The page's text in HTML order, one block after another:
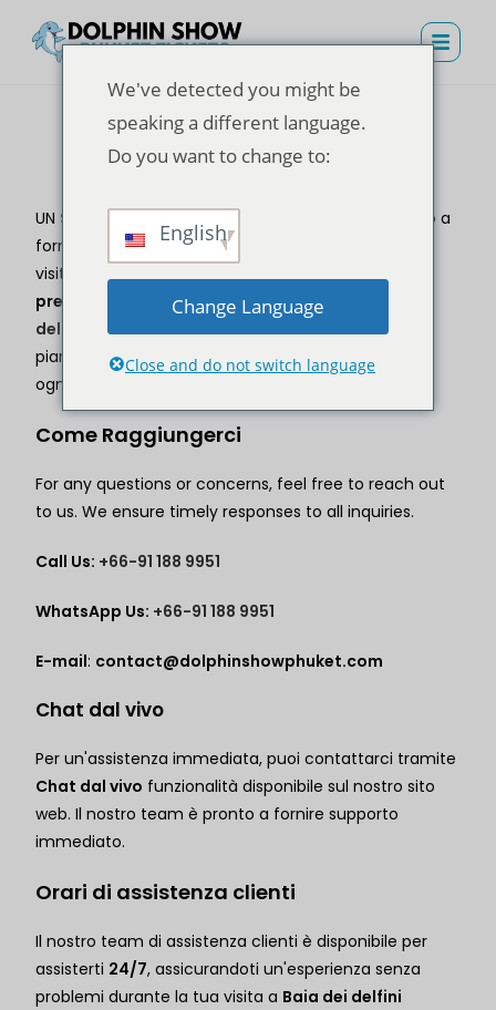
Contattaci
UN Spettacolo dei delfini a Phuket
, ci impegniamo a
fornire un'esperienza eccezionale a tutti i nostri
visitatori. Che tu abbia bisogno di aiuto con
prenotazione biglietti, hai domande su
delfini Phuketo hai bisogno di assistenza per i tuoi
piani di viaggio, il nostro team è qui per assisterti in
ogni fase del percorso.
Come Raggiungerci
For any questions or concerns, feel free to reach out
to us. We ensure timely responses to all inquiries.
Call Us: +66-91 188 9951
WhatsApp Us: +66-91 188 9951
E-mail: contact@dolphinshowphuket.com
Chat dal vivo
Per un'assistenza immediata, puoi contattarci tramite
Chat dal vivo funzionalità disponibile sul nostro sito
web. Il nostro team è pronto a fornire supporto
immediato.
Orari di assistenza clienti
Il nostro team di assistenza clienti è disponibile per
assisterti 24/7, assicurandoti un'esperienza senza
problemi durante la tua visita a Baia dei delfini
We've detected you might be
speaking a different language.
Do you want to change to:
English
Change Language
Close and do not switch language